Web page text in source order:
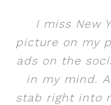
I miss New
picture on my
ads on the
in my mind.
stab right into